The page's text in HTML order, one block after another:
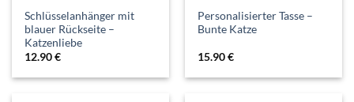
Schlüsselanhänger mit
blauer Rückseite –
Katzenliebe
12.90€
Personalisierter Tasse –
Bunte Katze
15.90€